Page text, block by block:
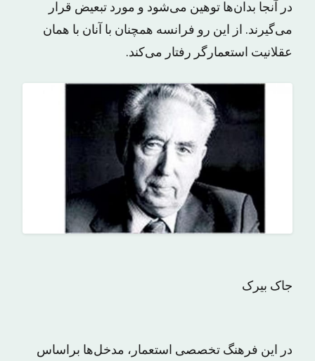
در آنجا بدان‌ها توهین می‌شود و مورد تبعیض قرار
می‌گیرند. از این رو فرانسه همچنان با آنان با همان
عقلانیت استعمارگر رفتار می‌کند.
جاک بیرک
در این فرهنگ تخصصی استعمار، مدخل‌ها براساس